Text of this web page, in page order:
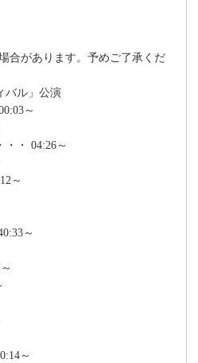
合があります。予めご了承くだ
バル」公演
～
・ 04:26～
～
～
～